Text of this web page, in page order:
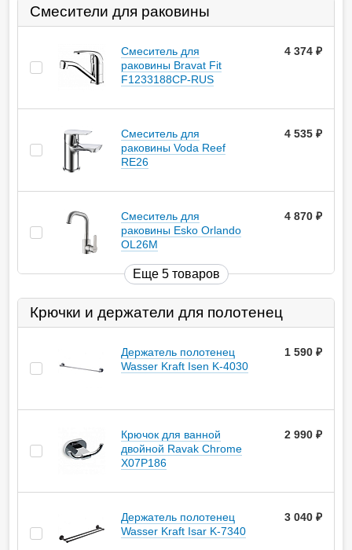
Смесители для раковины
Смеситель для
раковины Bravat Fit
F1233188CP-RUS
4 374
Смеситель для
раковины Voda Reef
RE26
4 535
Смеситель для
раковины Esko Orlando
OL26M
4 870
Еще 5 товаров
Крючки и держатели для полотенец
Держатель полотенец
Wasser Kraft Isen K-4030
1 590
Крючок для ванной
двойной Ravak Chrome
X07P186
2 990
Держатель полотенец
Wasser Kraft Isar K-7340
3 040